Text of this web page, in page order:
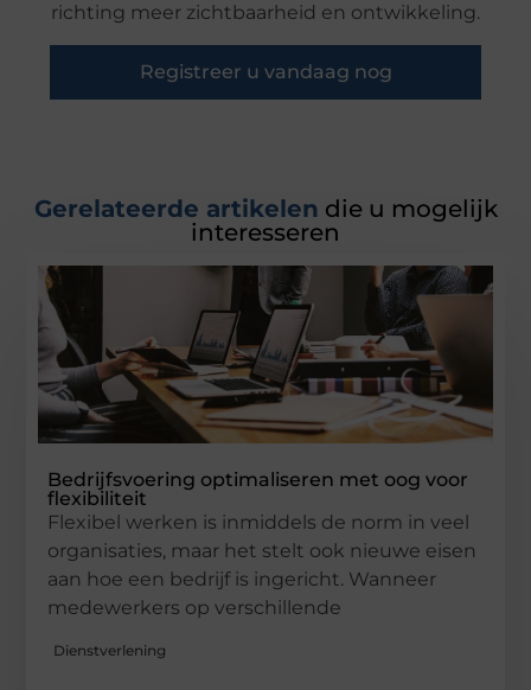
richting meer zichtbaarheid en ontwikkeling.
Registreer u vandaag nog
Gerelateerde artikelen die u mogelijk
interesseren
Bedrijfsvoering optimaliseren met oog voor
flexibiliteit
Flexibel werken is inmiddels de norm in veel
organisaties, maar het stelt ook nieuwe eisen
aan hoe een bedrijf is ingericht. Wanneer
medewerkers op verschillende
Dienstverlening